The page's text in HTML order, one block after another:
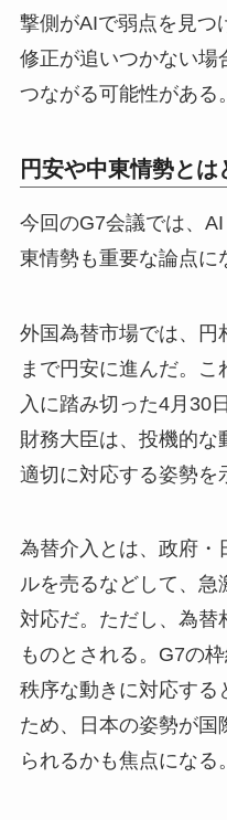
撃側がAIで弱点を見つ
修正が追いつかない場
つながる可能性がある。
円安や中東情勢と
今回のG7会議では、
東情勢も重要な論点に
外国為替市場では、円
まで円安に進んだ。
入に踏み切った4月30
財務大臣は、投機的な
適切に対応する姿勢を
為替介入とは、政府・
ルを売るなどして、急
対応だ。ただし、為替
ものとされる。G7の
秩序な動きに対応する
ため、日本の姿勢が国
られるかも焦点になる。